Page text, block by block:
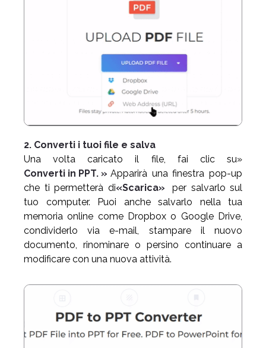
2. Converti i tuoi file e salva
Una volta caricato il file, fai clic su»
Converti in PPT. » Apparirà una finestra pop-up
che ti permetterà di«Scarica»
per salvarlo sul
tuo computer. Puoi anche salvarlo nella tua
memoria online come Dropbox o Google Drive,
condividerlo via e-mail, stampare il nuovo
documento, rinominare o persino continuare a
modificare con una nuova attività.